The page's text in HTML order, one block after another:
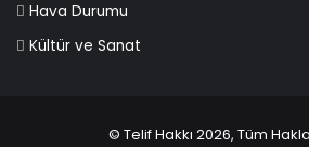
Hava Durumu
Kültür ve Sanat
© Telif Hakkı 2026, Tüm